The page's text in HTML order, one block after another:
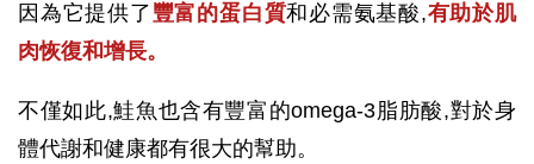
因為它提供了 豐富的蛋白質和必需氨基酸,有助於肌
肉恢復和增長。
不僅如此,鮭魚也含有豐富的omega-3脂肪酸,對於身
體代謝和健康都有很大的幫助。